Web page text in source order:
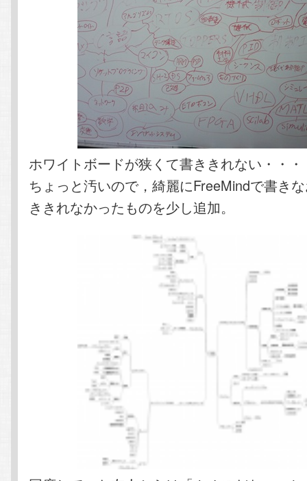
ホワイトボードが狭くて書ききれない・・・
ちょっと汚いので，綺麗にFreeMindで書き
ききれなかったものを少し追加。